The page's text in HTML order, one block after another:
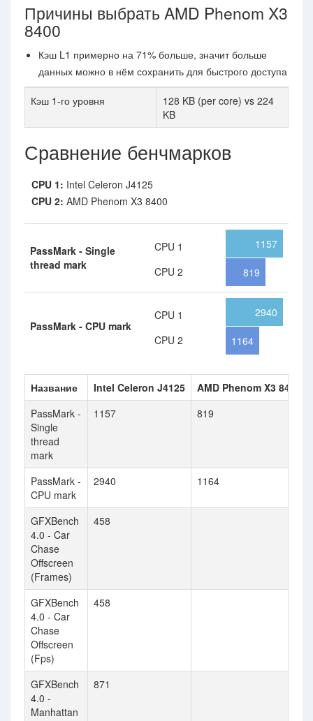
Причины выбрать AMD Phenom X3
8400
Кэш L1 примерно на 71% больше, значит больше
данных можно в нём сохранить для быстрого доступа
Кэш 1-го уровня
128 KB (per core) vs 224
KB
Сравнение бенчмарков
CPU 1: Intel Celeron J4125
CPU 2: AMD Phenom X3 8400
PassMark - Single
thread mark
CPU 1
CPU 2
1157
819
PassMark - CPU mark
CPU 1
CPU 2
2940
1164
Название Intel Celeron J4125
AMD Phenom X3 8400
PassMark -
Single
thread
mark
1157 819
PassMark -
CPU mark
2940 1164
GFXBench
4.0 - Car
Chase
Offscreen
(Frames)
458
GFXBench
4.0 - Car
Chase
Offscreen
(Fps)
458
GFXBench
4.0 -
Manhattan
871